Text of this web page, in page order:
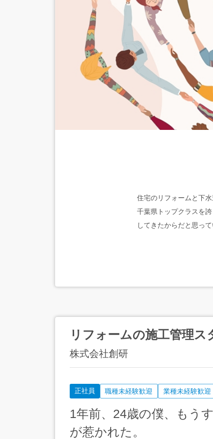
住宅のリフォームと下
千葉県トップクラスを
してきたからだと思っ
リフォームの施工管理ス
株式会社創研
正社員 職種未経験歓迎 業種未経験歓迎
1年前、24歳の僕、もう
が惹かれた。